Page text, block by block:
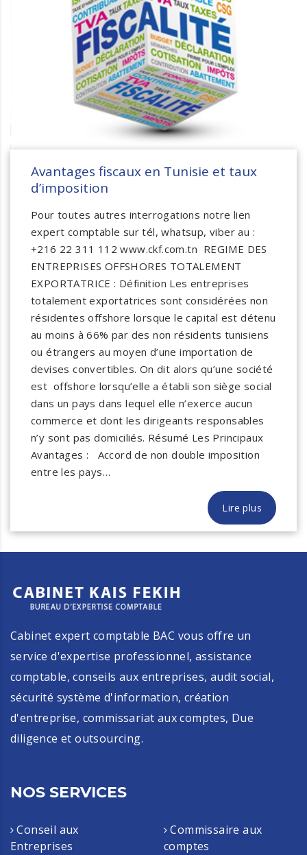
Avantages fiscaux en Tunisie et taux
d’imposition
Pour toutes autres interrogations notre lien
expert comptable sur tél, whatsup, viber au :
+216 22 311 112 www.ckf.com.tn REGIME DES
ENTREPRISES OFFSHORES TOTALEMENT
EXPORTATRICE : Définition Les entreprises
totalement exportatrices sont considérées non
résidentes offshore lorsque le capital est détenu
au moins à 66% par des non résidents tunisiens
ou étrangers au moyen d’une importation de
devises convertibles. On dit alors qu’une société
est offshore lorsqu’elle a établi son siège social
dans un pays dans lequel elle n’exerce aucun
commerce et dont les dirigeants responsables
n’y sont pas domiciliés. Résumé Les Principaux
Avantages : Accord de non double imposition
entre les pays…
Lire plus
Cabinet expert comptable BAC vous offre un
service d'expertise professionnel, assistance
comptable, conseils aux entreprises, audit social,
sécurité système d'information, création
d'entreprise, commissariat aux comptes, Due
diligence et outsourcing.
NOS SERVICES
Conseil aux
Entreprises
Commissaire aux
comptes